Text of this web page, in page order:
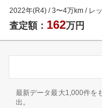
2022年(R4) /3〜4万km / レ
査定額： 162万円
最新データ最大1,000件を
出。